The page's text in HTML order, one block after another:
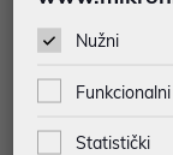
Nužni
Funkcionalni
Statistički